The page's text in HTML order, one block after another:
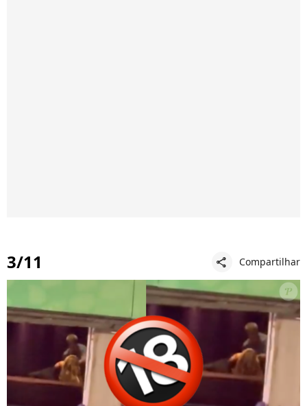
3/11 share Compartilhar